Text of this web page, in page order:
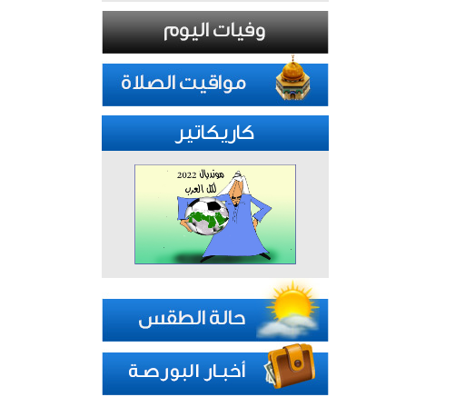
كاريكاتير